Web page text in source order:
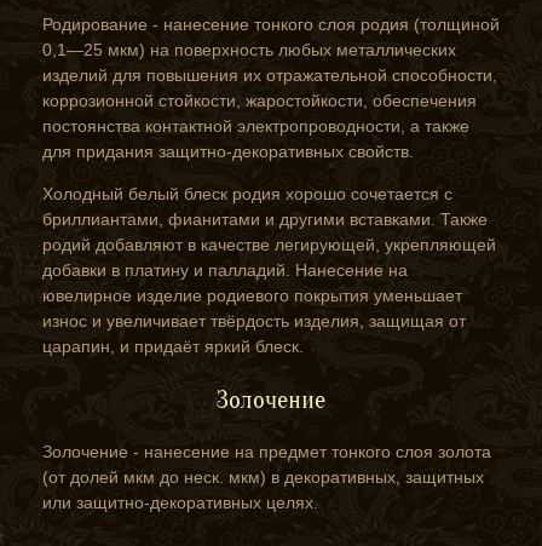
Родирование - нанесение тонкого слоя родия (толщиной
0,1—25 мкм) на поверхность любых металлических
изделий для повышения их отражательной способности,
коррозионной стойкости, жаростойкости, обеспечения
постоянства контактной электропроводности, а также
для придания защитно-декоративных свойств.
Холодный белый блеск родия хорошо сочетается с
бриллиантами, фианитами и другими вставками. Также
родий добавляют в качестве легирующей, укрепляющей
добавки в платину и палладий. Нанесение на
ювелирное изделие родиевого покрытия уменьшает
износ и увеличивает твёрдость изделия, защищая от
царапин, и придаёт яркий блеск.
Золочение
Золочение - нанесение на предмет тонкого слоя золота
(от долей мкм до неск. мкм) в декоративных, защитных
или защитно-декоративных целях.